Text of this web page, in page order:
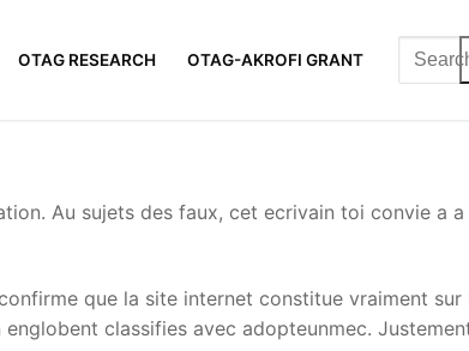
OTAG RESEARCH OTAG-AKROFI GRANT
Search
for:
Au sujets des faux, cet ecrivain toi convie a
que la site internet constitue vraiment
classifies avec adopteunmec.